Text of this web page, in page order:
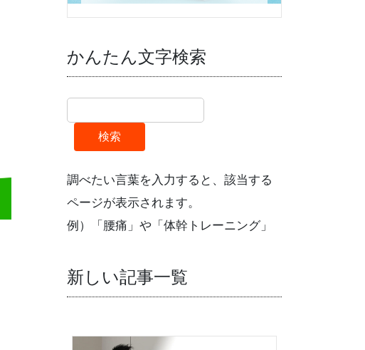
かんたん文字検索
検索
調べたい言葉を入力すると、該当する
ページが表示されます。
例）「腰痛」や「体幹トレーニング」
新しい記事一覧